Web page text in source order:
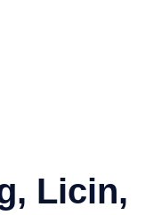
Licin,